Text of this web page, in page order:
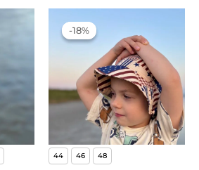
-18%
44 46 48
-18%
Algne
hind
oli:
22,00 €.
Praegune
18,00 €.